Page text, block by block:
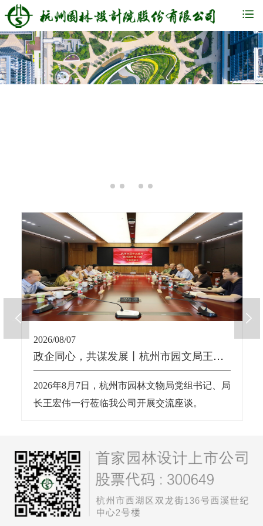
2026/08/07
政企同心，共谋发展丨杭州市园文局王宏伟局长一行莅临我公司交流座谈
2026年8月7日，杭州市园林文物局党组书记、局
长王宏伟一行莅临我公司开展交流座谈。